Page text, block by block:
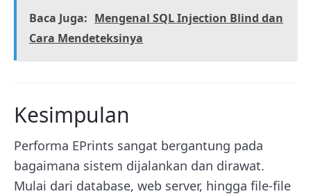
Baca Juga: Mengenal SQL Injection Blind dan
Cara Mendeteksinya
Kesimpulan
Performa EPrints sangat bergantung pada
bagaimana sistem dijalankan dan dirawat.
Mulai dari database, web server, hingga file-file